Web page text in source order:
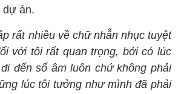
dự án.
rất nhiều về chữ nhẫn nhục tuyệt
với tôi rất quan trọng, bởi có lúc
đến số âm luôn chứ không phải
lúc tôi tưởng như mình đã phải